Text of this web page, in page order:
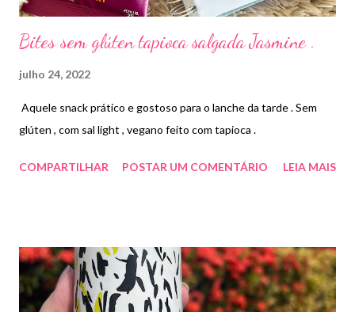
Bites sem glúten tapioca salgada Jasmine .
julho 24, 2022
Aquele snack prático e gostoso para o lanche da tarde . Sem
glúten , com sal light , vegano feito com tapioca .
COMPARTILHAR POSTAR UM COMENTÁRIO LEIA MAIS